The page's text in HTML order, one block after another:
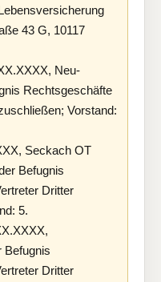
43 G, 10117
Neu-
Rechtsgeschäfte
Vorstand:
Seckach OT
Befugnis
Dritter
5.
Befugnis
Dritter